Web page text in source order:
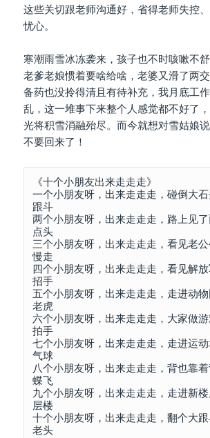
这些关切跟老师沟通好，省得老师失控
忧心。
寒潮雨雪冰冻袭来，孩子也不时咳嗽不
老爹老娘惯着要啥给啥，老婆又滑了两
备药也没拎得清且有待补充，我月底工
乱，这一堆事下来整个人感觉都不好了
光将积雪消融殆尽。而今就想对雪姑娘
不要回来了！
《十个小朋友出来走走走》
一个小朋友呀，出来走走走，碰倒大
跟斗
两个小朋友呀，出来走走走，路上见
点头
三个小朋友呀，出来走走走，看见老
慢走
四个小朋友呀，出来走走走，看见解
招手
五个小朋友呀，出来走走走，走进动
老虎
六个小朋友呀，出来走走走，大家做
拍手
七个小朋友呀，出来走走走，走进运
气球
八个小朋友呀，出来走走走，背也靠
蝶飞
九个小朋友呀，出来走走走，走进新
层楼
十个小朋友呀，出来走走走，翻个大
老头